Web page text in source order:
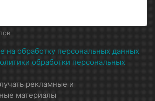
на обработку персональных данных
обработки персональных
рекламные и
материалы